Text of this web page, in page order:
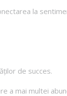
la
de succes.
a mai multei